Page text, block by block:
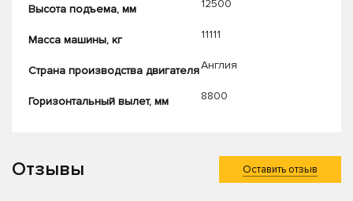
Высота подъема, мм 12500
Масса машины, кг 11111
Страна производства двигателяАнглия
Горизонтальный вылет, мм 8800
Отзывы Оставить отзыв